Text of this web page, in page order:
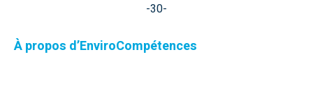
-30-
À propos d’EnviroCompétences